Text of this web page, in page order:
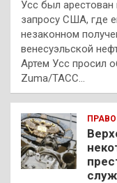
Усс был
запросу США, где
незаконном
венесуэльской
Артем Усс просил
Zuma/ТАСС…
ПРАВО